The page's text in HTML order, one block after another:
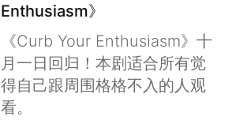
Enthusiasm》
《Curb Your Enthusiasm》十
月一日回归！本剧适合所有觉
得自己跟周围格格不入的人观
看。